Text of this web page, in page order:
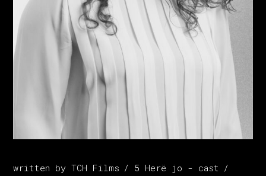
written byTCH Films
5 Herë jo - cast